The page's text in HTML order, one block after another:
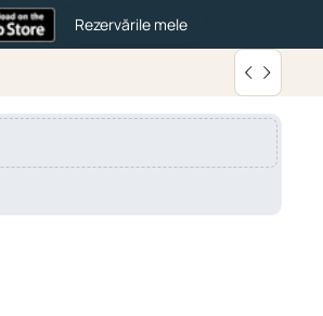
Rezervările mele